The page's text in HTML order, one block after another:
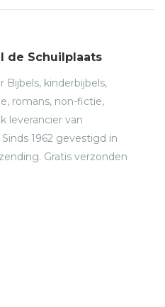
de Schuilplaats
Bijbels, kinderbijbels,
romans, non-fictie,
leverancier van
1962 gevestigd in
Gratis verzonden